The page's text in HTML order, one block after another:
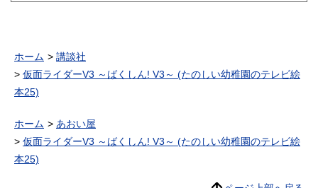
ホーム
講談社
仮面ライダーV3 ～ばくしん! V3～ (たのしい幼稚園のテレビ絵
本25)
ホーム
あおい屋
仮面ライダーV3 ～ばくしん! V3～ (たのしい幼稚園のテレビ絵
本25)